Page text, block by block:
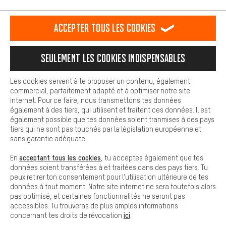
RÉSILIER LE CONTRAT Communauté d'Aix-la-Chapelle
Programme d'affiliation Mentions Légales Protection des données
Conditions générales de vente Plateforme d'Alerte
Reprise des batteries Corepile Paramètres de cookies
Modifier le contraste
Tous les prix s'entendent en euros (MwSt hors) plus les
frais de portpour la livraison versÉtats-Unis.
est plus confortable. Avec les cookies de confort, nous
Nous pouvons ainsi mettre à ta disposition d'autres contenus et
informations utiles. De plus, tu as la possibilité d'utiliser des
facilement les bons produits. Par exemple, nous proposons une
facilement aux questions.
Cookies de base
Les cookies de base garantissent que tu puisses utiliser les
fonctions de notre site web.
Accepter tous les cookies
Seulement les cookies indispensables
Les cookies servent à te proposer un contenu, également
commercial, parfaitement adapté et à optimiser notre site
internet. Pour ce faire, nous transmettons tes données
également à des tiers, qui utilisent et traitent ces données. Il est
également possible que tes données soient tranmises à des pays
tiers qui ne sont pas touchés par la législation européenne et
sans garantie adéquate.
En acceptant tous les cookies , tu acceptes également que tes
données soient transférées à et traitées dans des pays tiers. Tu
peux retirer ton consentement pour l'utilisation ultérieure de tes
données à tout moment. Notre site internet ne sera toutefois alors
pas optimisé, et certaines fonctionnalités ne seront pas
accessibles. Tu trouveras de plus amples informations
concernant tes droits de révocation ici